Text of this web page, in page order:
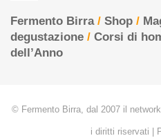
Fermento Birra/ Shop /
degustazione / Corsi di
dell’Anno
© Fermento Birra, dal 2007 il
i diritti riservati |